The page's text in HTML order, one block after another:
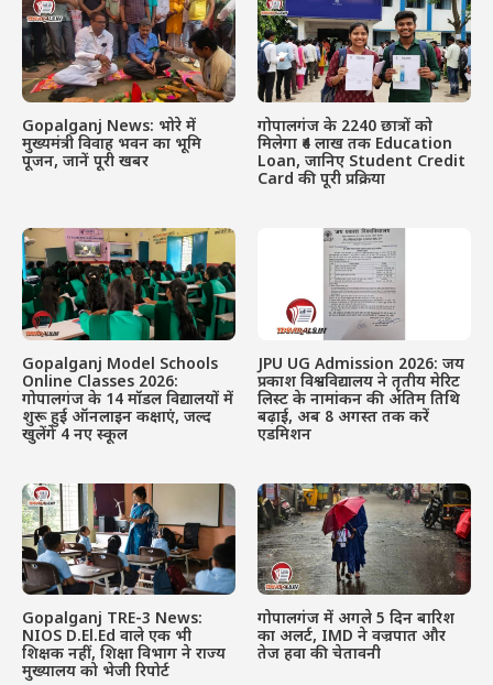
Gopalganj News: भोरे में
मुख्यमंत्री विवाह भवन का भूमि
पूजन, जानें पूरी खबर
गोपालगंज के 2240 छात्रों को
मिलेगा ₹4 लाख तक Education
Loan, जानिए Student Credit
Card की पूरी प्रक्रिया
Gopalganj Model Schools
Online Classes 2026:
गोपालगंज के 14 मॉडल विद्यालयों में
शुरू हुई ऑनलाइन कक्षाएं, जल्द
खुलेंगे 4 नए स्कूल
JPU UG Admission 2026: जय
प्रकाश विश्वविद्यालय ने तृतीय मेरिट
लिस्ट के नामांकन की अंतिम तिथि
बढ़ाई, अब 8 अगस्त तक करें
एडमिशन
Gopalganj TRE-3 News:
NIOS D.El.Ed वाले एक भी
शिक्षक नहीं, शिक्षा विभाग ने राज्य
मुख्यालय को भेजी रिपोर्ट
गोपालगंज में अगले 5 दिन बारिश
का अलर्ट, IMD ने वज्रपात और
तेज हवा की चेतावनी